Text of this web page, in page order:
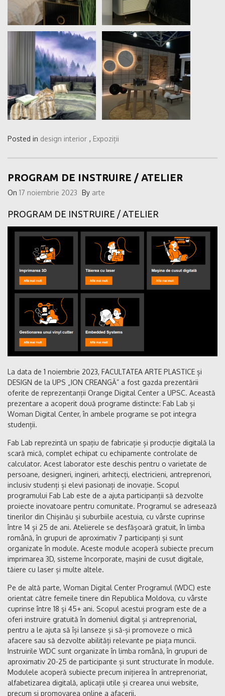
Posted in design interior , Expoziții
PROGRAM DE INSTRUIRE / ATELIER
On 17 noiembrie 2023 By arte
PROGRAM DE INSTRUIRE / ATELIER
La data de 1 noiembrie 2023, FACULTATEA ARTE PLASTICE și
DESIGN de la UPS „ION CREANGĂ” a fost gazda prezentării
oferite de reprezentanții Orange Digital Center a UPSC. Această
prezentare a acoperit două programe distincte: Fab Lab și
Woman Digital Center, în ambele programe se pot integra
studenții.
Fab Lab reprezintă un spațiu de fabricație și producție digitală la
scară mică, complet echipat cu echipamente controlate de
calculator. Acest laborator este deschis pentru o varietate de
persoane, designeri, ingineri, arhitecți, electricieni, antreprenori,
inclusiv studenți și elevi pasionați de inovație. Scopul
programului Fab Lab este de a ajuta participanții să dezvolte
proiecte inovatoare pentru comunitate. Programul se adresează
tinerilor din Chișinău și suburbiile acestuia, cu vârste cuprinse
între 14 și 25 de ani. Atelierele se desfășoară gratuit, în limba
română, în grupuri de aproximativ 7 participanți și sunt
organizate în module. Aceste module acoperă subiecte precum
imprimarea 3D, sisteme încorporate, mașini de cusut digitale,
tăiere cu laser și multe altele.
Pe de altă parte, Woman Digital Center Programul (WDC) este
orientat către femeile tinere din Republica Moldova, cu vârste
cuprinse între 18 și 45+ ani. Scopul acestui program este de a
oferi instruire gratuită în domeniul digital și antreprenorial,
pentru a le ajuta să își lanseze și să-și promoveze o mică
afacere sau să dezvolte abilități relevante pe piața muncii.
Instruirile WDC sunt organizate în limba română, în grupuri de
aproximativ 20-25 de participante și sunt structurate în module.
Modulele acoperă subiecte precum inițierea în antreprenoriat,
alfabetizarea digitală, aplicații utile și crearea unui website,
precum și promovarea online a afacerii.